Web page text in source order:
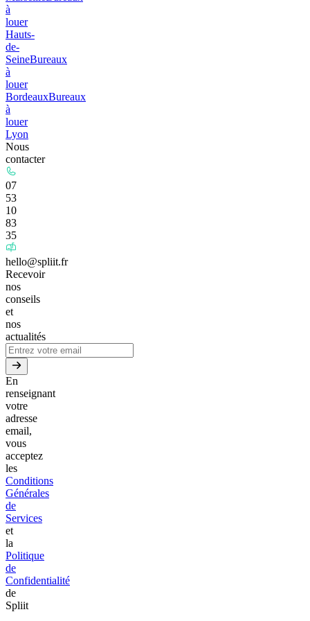
à
louer
Hauts-
de-
SeineBureaux
à
louer
BordeauxBureaux
à
louer
Lyon
Nous
contacter
07
53
10
83
35
hello@spliit.fr
Recevoir
nos
conseils
et
nos
actualités
En
renseignant
votre
adresse
email,
vous
acceptez
les
Conditions
Générales
de
Services
et
la
Politique
de
Confidentialité
de
Spliit